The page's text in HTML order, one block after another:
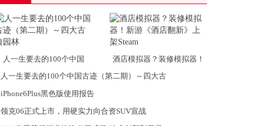
人一生要去的100个中国
酒店模拟器？装修模拟器！
人一生要去的100个中国古迹（第二期）～四大古
iPhone6Plus黑色版使用报告
领克06正式上市，用硬实力向合资SUV宣战